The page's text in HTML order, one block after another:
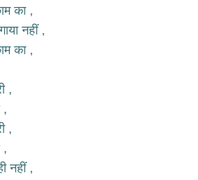
का ,
नहीं ,
का ,
,
,
,
,
नहीं ,